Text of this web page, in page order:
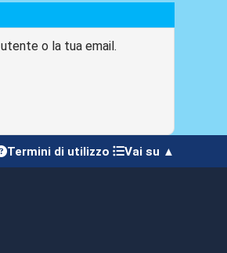
o la tua email.
Termini di utilizzo Vai su ▲